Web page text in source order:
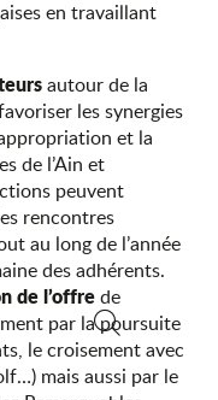
Recherche
en travaillant
autour de la
les synergies
et la
de l’Ain et
peuvent
rencontres
au long de l’année
des adhérents.
de l’offrede
par la poursuite
le croisement avec
mais aussi par le